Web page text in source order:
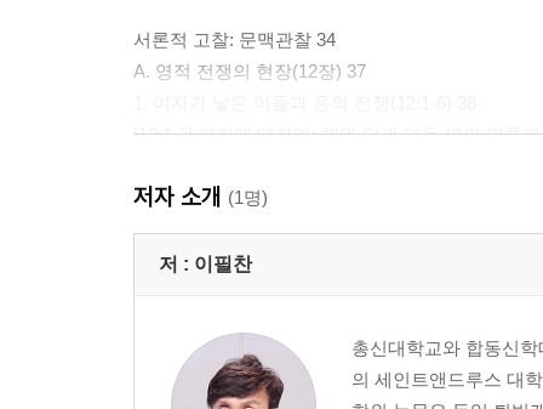
서론적 고찰: 문맥관찰 34
A. 영적 전쟁의 현장(12장) 37
[12:1-2] 여자에 대하여: 해와 달과 열두 별의 면류
[12:5] 아들에 대하여: 아들의 탄생과 승천 63
[12:6] 결말: 여자가 광야로 도망가다 72
[12:7] 미가엘과 용의 전쟁의 필연성 82
[12:8-9] 전쟁의 결과 88
저자 소개 (1명)
저 : 이필찬
총신대학교와 합동신
의 세인트앤드루스 대